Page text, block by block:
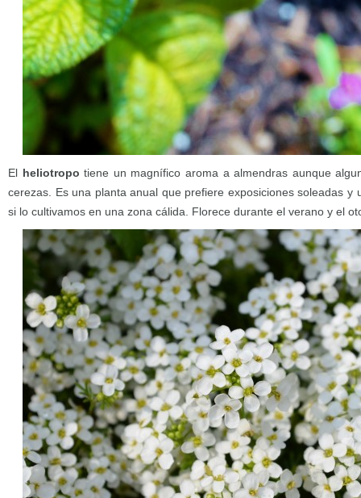
El heliotropo tiene un magnífico aroma a almendras aunque
cerezas. Es una planta anual que prefiere exposiciones soleadas y
si lo cultivamos en una zona cálida. Florece durante el verano y el